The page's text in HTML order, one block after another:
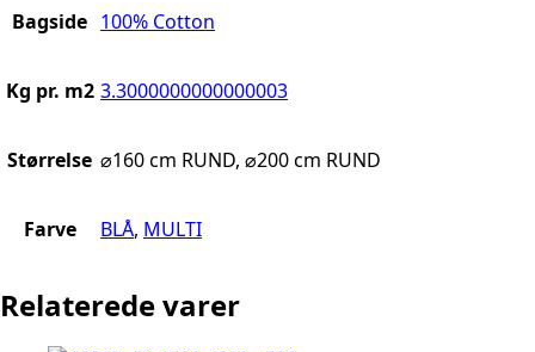
Bagside 100% Cotton
Kg pr. m2 3.3000000000000003
Størrelse ⌀160 cm RUND, ⌀200 cm RUND
Farve BLÅ, MULTI
Relaterede varer